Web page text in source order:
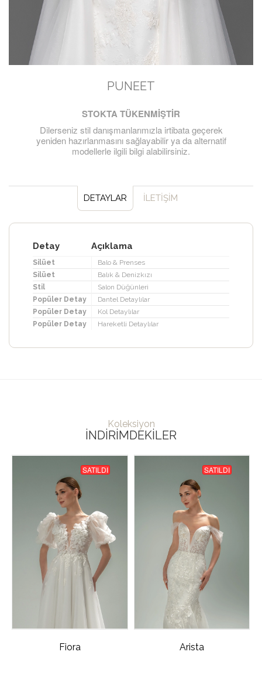
PUNEET
STOKTA TÜKENMİŞTİR
Dilerseniz stil danışmanlarımızla irtibata geçerek
yeniden hazırlanmasını sağlayabilir ya da alternatif
modellerle ilgili bilgi alabilirsiniz.
DETAYLAR İLETİŞİM
Detay Açıklama
Silüet
Balo & Prenses
Silüet
Balık & Denizkızı
Stil
Salon Düğünleri
Popüler Detay
Dantel Detaylılar
Popüler Detay
Kol Detaylılar
Popüler Detay
Hareketli Detaylılar
Koleksiyon
İNDIRIMDEKILER
SATILDI
Fiora
SATILDI
Arista